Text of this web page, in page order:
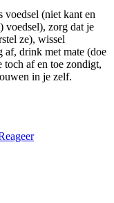
voedsel (niet kant en
voedsel), zorg dat je
ze), wissel
af, drink met mate (doe
toch af en toe zondigt,
in je zelf.